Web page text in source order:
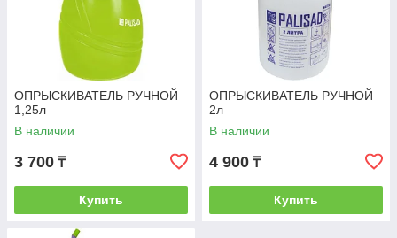
ОПРЫСКИВАТЕЛЬ РУЧНОЙ
1,25л
В наличии
3 700 ₸
Купить
ОПРЫСКИВАТЕЛЬ РУЧНОЙ
2л
В наличии
4 900 ₸
Купить